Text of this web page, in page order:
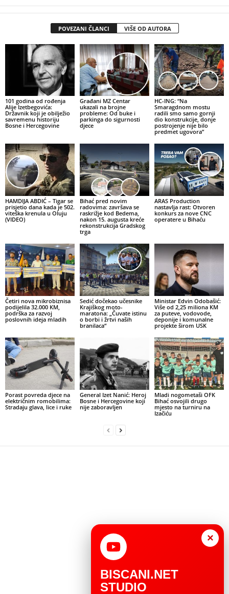
POVEZANI ČLANCI VIŠE OD AUTORA
101 godina od rođenja
Alije Izetbegovića:
Državnik koji je obilježio
savremenu historiju
Bosne i Hercegovine
Građani MZ Centar
ukazali na brojne
probleme: Od buke i
parkinga do sigurnosti
djece
HC-ING: “Na
Smaragdnom mostu
radili smo samo gornji
dio konstrukcije, donje
postrojenje nije bilo
predmet ugovora”
HAMDIJA ABDIĆ – Tigar se
prisjetio dana kada je 502.
viteška krenula u Oluju
(VIDEO)
Bihać pred novim
radovima: završava se
raskrižje kod Bedema,
nakon 15. augusta kreće
rekonstrukcija Gradskog
trga
ARAS Production
nastavlja rast: Otvoren
konkurs za nove CNC
operatere u Bihaću
Četiri nova mikrobiznisa
podijelila 32.000 KM,
podrška za razvoj
poslovnih ideja mladih
Sedić dočekao učesnike
Krajiškog moto-
maratona: „Čuvate istinu
o borbi i žrtvi naših
branilaca“
Ministar Edvin Odobašić:
Više od 2,25 miliona KM
za puteve, vodovode,
deponije i komunalne
projekte širom USK
Porast povreda djece na
električnim romobilima:
Stradaju glava, lice i ruke
General Izet Nanić: Heroj
Bosne i Hercegovine koji
nije zaboravljen
Mladi nogometaši OFK
Bihać osvojili drugo
mjesto na turniru na
Izačiću
×
BISCANI.NET
STUDIO